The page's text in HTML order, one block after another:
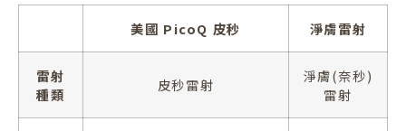
美國 PicoQ 皮秒 淨膚雷射
雷射
種類
皮秒雷射
淨膚(奈秒)
雷射